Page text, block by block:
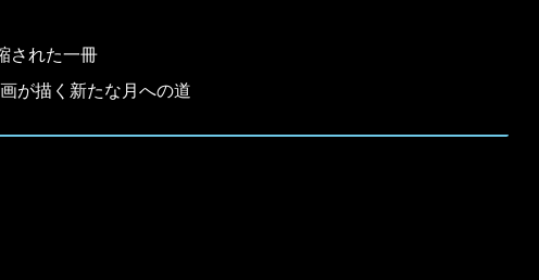
された一冊
が描く新たな月への道